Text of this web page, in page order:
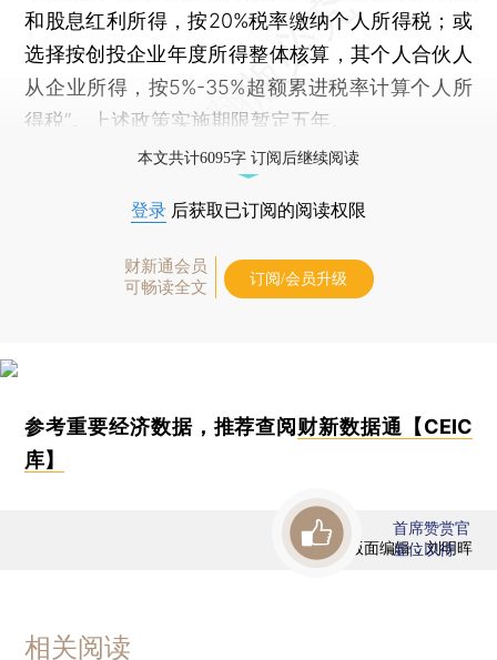
和股息红利所得，按20%税率缴纳个人所得税；或
选择按创投企业年度所得整体核算，其个人合伙人
从企业所得，按5%-35%超额累进税率计算个人所
得税”。上述政策实施期限暂定五年。
本文共计6095字 订阅后继续阅读
登录 后获取已订阅的阅读权限
财新通会员
可畅读全文
订阅/会员升级
参考重要经济数据，推荐查阅 财新数据通【CEIC
库】
版面编辑：刘明晖
首席赞赏官
虚位以待
相关阅读